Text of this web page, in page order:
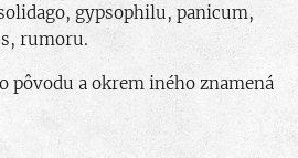
gypsophilu, panicum,
rumoru.
pôvodu a okrem iného znamená